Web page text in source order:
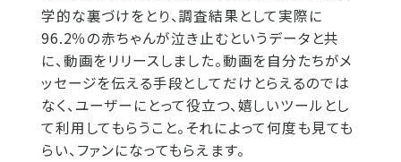
学的な裏づけをとり、調査結果として実際に
96.2％の赤ちゃんが泣き止むというデータと共
に、動画をリリースしました。動画を自分たちがメ
ッセージを伝える手段としてだけとらえるのでは
なく、ユーザーにとって役立つ、嬉しいツールとし
て利用してもらうこと。それによって何度も見ても
らい、ファンになってもらえます。